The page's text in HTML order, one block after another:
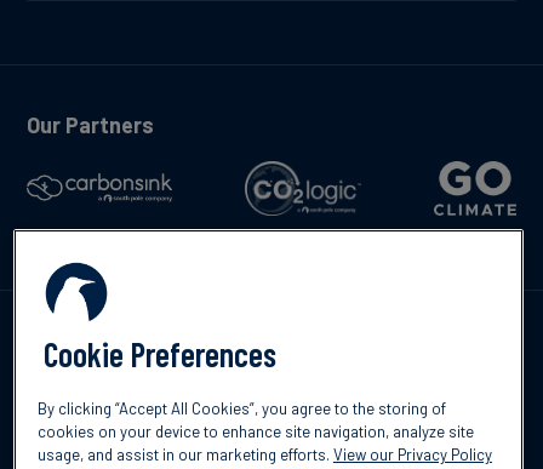
Our Partners
Cookie Preferences
By clicking “Accept All Cookies”, you agree to the storing of
cookies on your device to enhance site navigation, analyze site
usage, and assist in our marketing efforts. View our Privacy Policy